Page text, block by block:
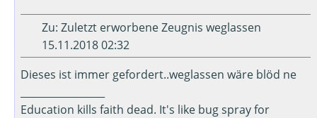
Zu: Zuletzt erworbene Zeugnis weglassen
15.11.2018 02:32
Dieses ist immer gefordert..weglassen wäre blöd ne
Education kills faith dead. It's like bug spray for